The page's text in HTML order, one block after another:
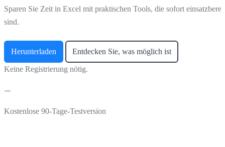
Sparen Sie Zeit in Excel mit praktischen Tools, die sofort einsatzbereit
sind.
Herunterladen Entdecken Sie, was möglich ist
Keine Registrierung nötig.
Kostenlose 90-Tage-Testversion